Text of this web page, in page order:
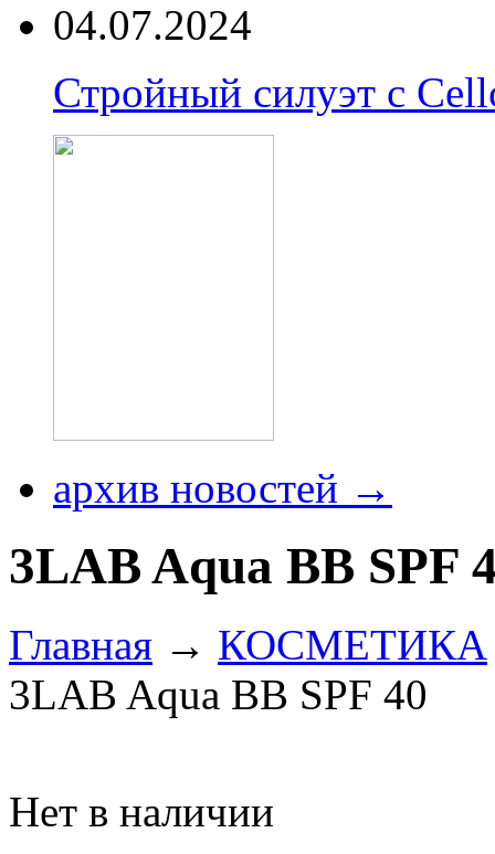
04.07.2024
Стройный силуэт с
архив новостей →
3LAB Aqua BB SPF
Главная → КОСМЕТИКА
3LAB Aqua BB SPF 40
Нет в наличии